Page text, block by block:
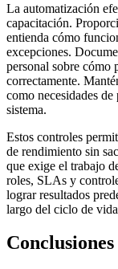
La automatización
capacitación.
entienda cómo
excepciones.
personal sobre cómo
correctamente.
como necesidades
sistema.
Estos controles
de rendimiento sin
que exige el trabajo
roles, SLAs y
lograr resultados
largo del ciclo de
Conclusiones